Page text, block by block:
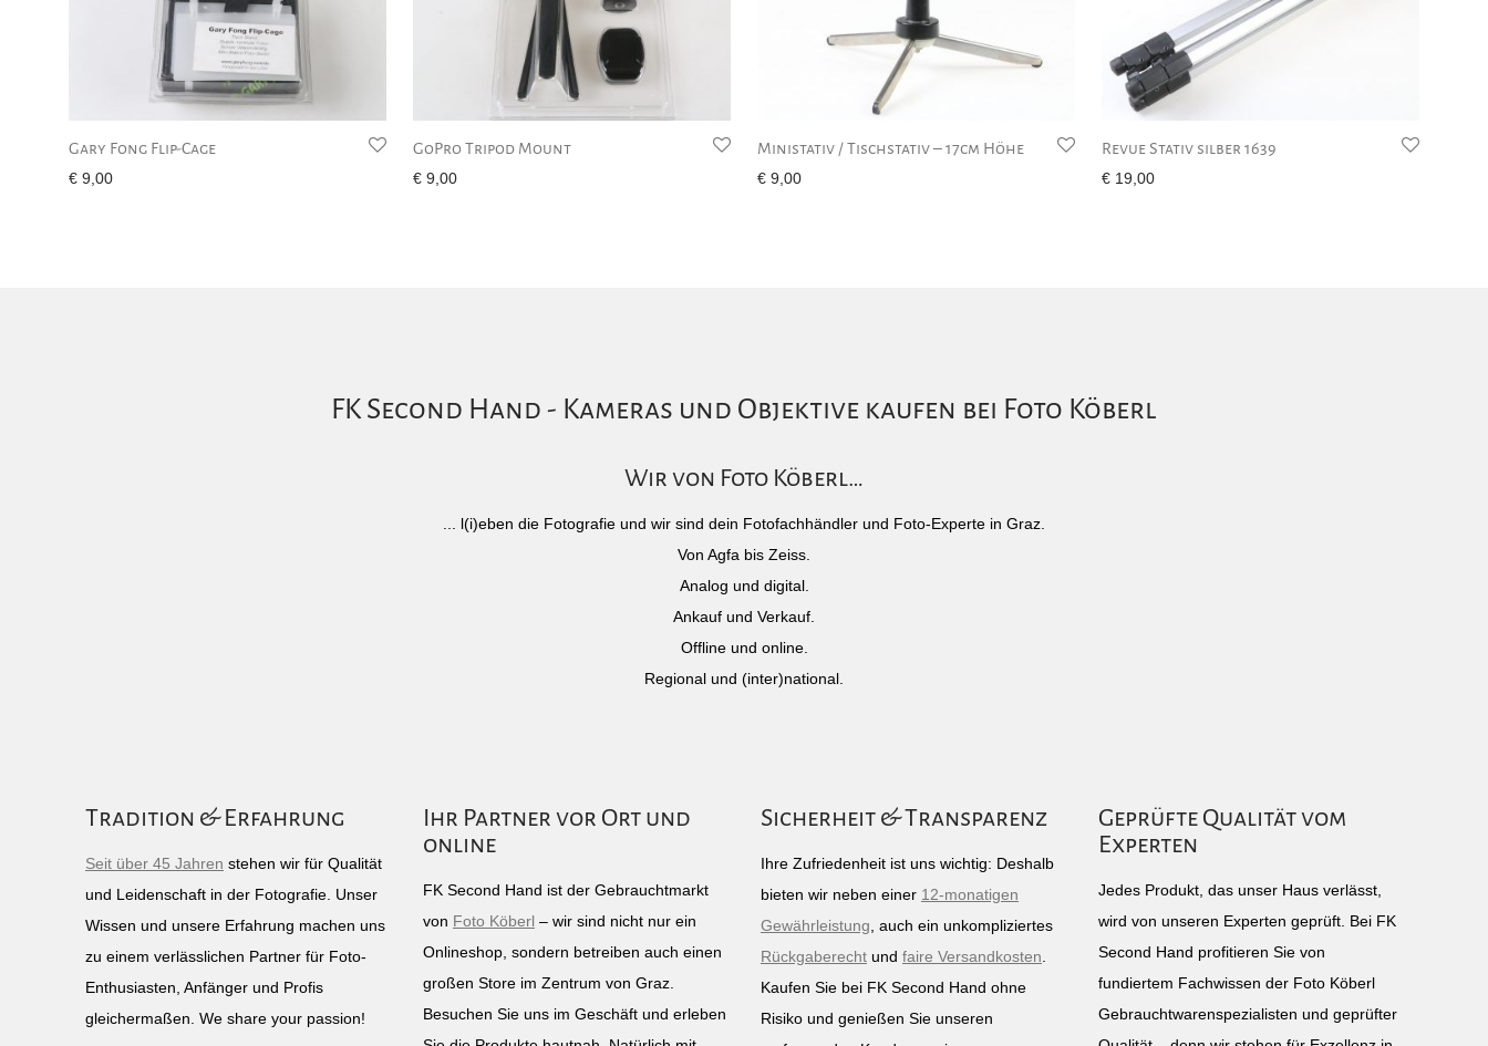
Gary Fong Flip-Cage
€ 9,00
GoPro Tripod Mount
€ 9,00
Ministativ / Tischstativ – 17cm Höhe
€ 9,00
Revue Stativ silber 1639
€ 19,00
FK Second Hand - Kameras und Objektive kaufen bei Foto Köberl
Wir von Foto Köberl…
... l(i)eben die Fotografie und wir sind dein Fotofachhändler und Foto-Experte in Graz.
Von Agfa bis Zeiss.
Analog und digital.
Ankauf und Verkauf.
Offline und online.
Regional und (inter)national.
Tradition & Erfahrung
Seit über 45 Jahren stehen wir für Qualität
und Leidenschaft in der Fotografie. Unser
Wissen und unsere Erfahrung machen uns
zu einem verlässlichen Partner für Foto-
Enthusiasten, Anfänger und Profis
gleichermaßen. We share your passion!
Ihr Partner vor Ort und
online
FK Second Hand ist der Gebrauchtmarkt
von Foto Köberl – wir sind nicht nur ein
Onlineshop, sondern betreiben auch einen
großen Store im Zentrum von Graz.
Besuchen Sie uns im Geschäft und erleben
Sicherheit & Transparenz
Ihre Zufriedenheit ist uns wichtig: Deshalb
bieten wir neben einer 12-monatigen
Gewährleistung , auch ein unkompliziertes
Rückgaberecht und faire Versandkosten
Kaufen Sie bei FK Second Hand ohne
Risiko und genießen Sie unseren
Geprüfte Qualität vom
Experten
Jedes Produkt, das unser Haus verlässt,
wird von unseren Experten geprüft. Bei FK
Second Hand profitieren Sie von
fundiertem Fachwissen der Foto Köberl
Gebrauchtwarenspezialisten und geprüfter